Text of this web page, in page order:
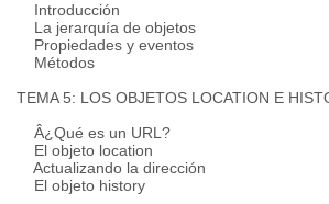
Introducción
La jerarquía de objetos
Propiedades y eventos
Métodos
TEMA 5: LOS OBJETOS LOCATION E
Â¿Qué es un URL?
El objeto location
Actualizando la dirección
El objeto history